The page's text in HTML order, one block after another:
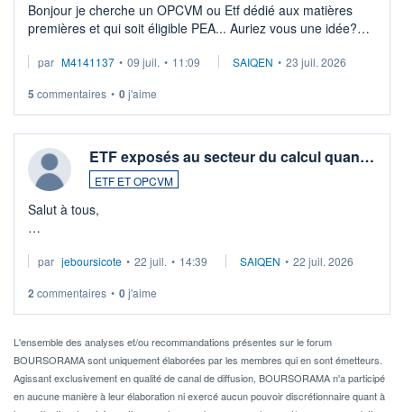
Bonjour je cherche un OPCVM ou Etf dédié aux matières
premières et qui soit éligible PEA... Auriez vous une idée?
par M4141137 • 09 juil. • 11:09 SAIQEN • 23 juil. 2026
5 commentaires • 0j'aime
ETF exposés au secteur du calcul quan…
ETF ET OPCVM
Salut à tous,
via un ETF plutôt que des actions individuelles.
Idéalement, je voudrais qu'il soit éligible au PEA.
Pour l' ...
par jeboursicote • 22 juil. • 14:39 SAIQEN • 22 juil. 2026
2 commentaires • 0j'aime
L'ensemble des analyses et/ou recommandations présentes sur le forum
BOURSORAMA sont uniquement élaborées par les membres qui en sont émetteurs.
Agissant exclusivement en qualité de canal de diffusion, BOURSORAMA n'a participé
en aucune manière à leur élaboration ni exercé aucun pouvoir discrétionnaire quant à